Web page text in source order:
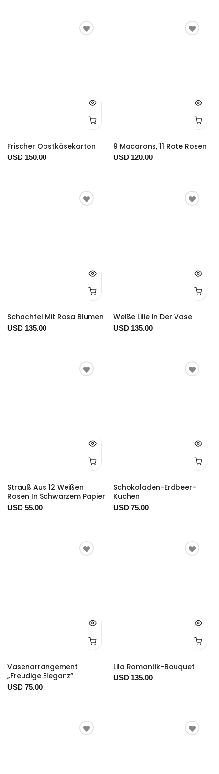
Frischer Obstkäsekarton
USD 150.00
9 Macarons, 11 Rote Rosen
USD 120.00
Schachtel Mit Rosa Blumen
USD 135.00
Weiße Lilie In Der Vase
USD 135.00
Strauß Aus 12 Weißen
Rosen In Schwarzem Papier
USD 55.00
Schokoladen-Erdbeer-
Kuchen
USD 75.00
Vasenarrangement
„Freudige Eleganz“
USD 75.00
Lila Romantik-Bouquet
USD 135.00